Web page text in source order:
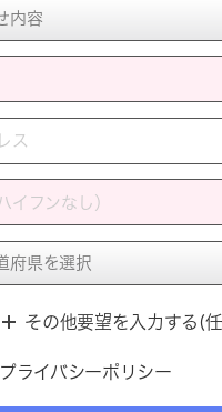
その他要望を入力する(任
プライバシーポリシー